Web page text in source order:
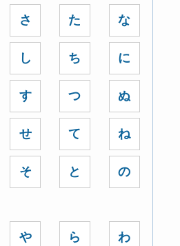
さ
し
す
せ
そ
た
ち
つ
て
と
な
に
ぬ
ね
の
や ら わ